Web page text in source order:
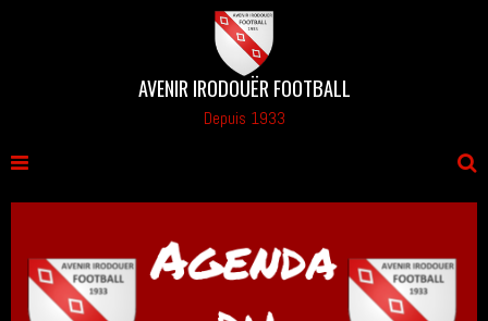
AVENIR IRODOUËR FOOTBALL
Depuis 1933